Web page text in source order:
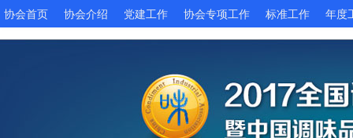
协会首页 协会介绍 党建工作 协会专项工作 标准工作 年度